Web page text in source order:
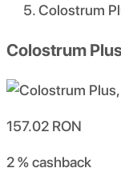
Colostrum
Colostrum
157.02 RON
2 %cashback